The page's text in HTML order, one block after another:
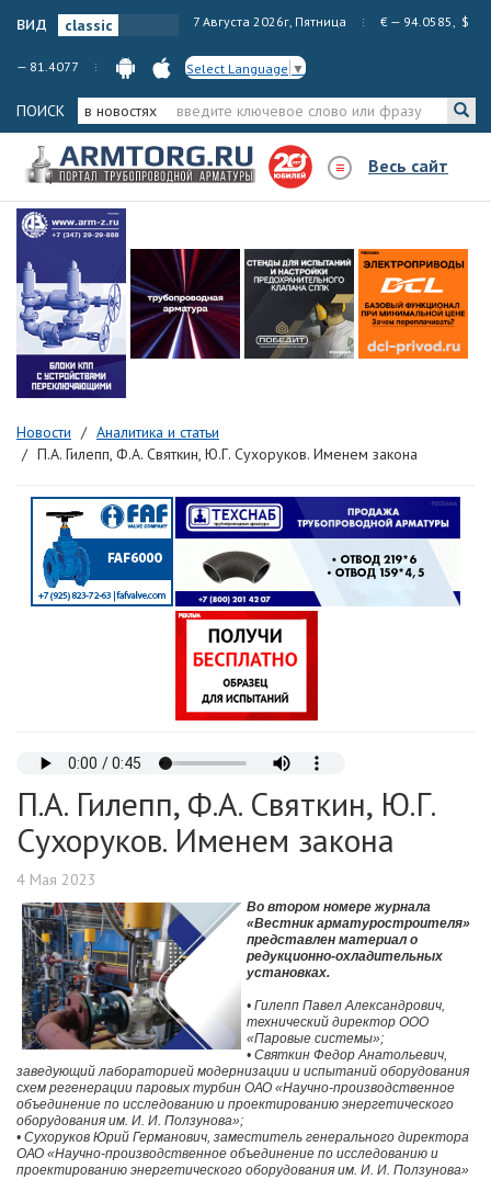
вид 7 Августа 2026г, Пятница € — 94.0585, $
— 81.4077 Select Language ▼
ПОИСК в новостях
Весь сайт
Новости
Аналитика и статьи
П.А. Гилепп, Ф.А. Святкин, Ю.Г. Сухоруков. Именем закона
П.А. Гилепп, Ф.А. Святкин, Ю.Г.
Сухоруков. Именем закона
4 Мая 2023
Во втором номере журнала
«Вестник арматуростроителя»
представлен материал о
редукционно-охладительных
установках.
• Гилепп Павел Александрович,
технический директор ООО
«Паровые системы»;
• Святкин Федор Анатольевич,
заведующий лабораторией модернизации и испытаний оборудования
схем регенерации паровых турбин ОАО «Научно-производственное
объединение по исследованию и проектированию энергетического
оборудования им. И. И. Ползунова»;
• Сухоруков Юрий Германович, заместитель генерального директора
ОАО «Научно-производственное объединение по исследованию и
проектированию энергетического оборудования им. И. И. Ползунова»